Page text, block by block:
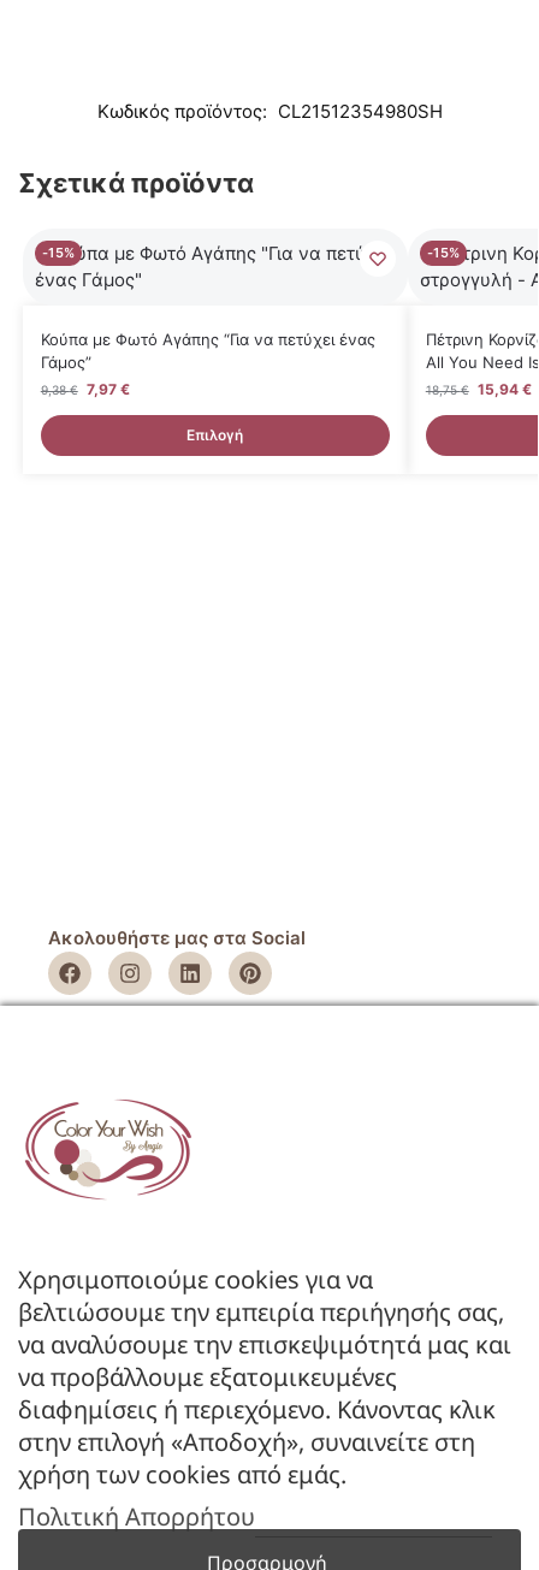
Κωδικός προϊόντος: CL21512354980SH
Σχετικά προϊόντα
-15%
Κούπα με Φωτό Αγάπης “Για να πετύχει ένας
Γάμος”
9,38€ 7,97 €
Επιλογή
-15%
Πέτρινη
All You Need
18,75€ 15,94 €
Ακολουθήστε μας στα Social
Πολιτική Απορρήτου
Πολιτική Επιστροφών
ΚΑΤΑΣΤΗΜΑ
Εγγραφή Χονδρικής
Μέθοδοι Πληρωμής
Μέθοδοι Αποστολής
ΕΠΙΚΟΙΝΩΝΙΑ
Φόρμα Επικοινωνίας
Νέα Σάντα, Κιλκίς, 61100
Χρησιμοποιούμε cookies για να
βελτιώσουμε την εμπειρία περιήγησής σας,
να αναλύσουμε την επισκεψιμότητά μας και
να προβάλλουμε εξατομικευμένες
διαφημίσεις ή περιεχόμενο. Κάνοντας κλικ
στην επιλογή «Αποδοχή», συναινείτε στη
χρήση των cookies από εμάς.
Πολιτική Απορρήτου
Προσαρμογή